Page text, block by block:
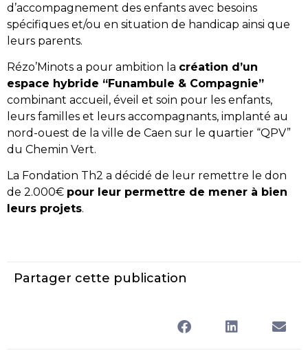
d’accompagnement des enfants avec besoins
spécifiques et/ou en situation de handicap ainsi que
leurs parents.
Rézo’Minots a pour ambition la création d’un
espace hybride “Funambule & Compagnie”
combinant accueil, éveil et soin pour les enfants,
leurs familles et leurs accompagnants, implanté au
nord-ouest de la ville de Caen sur le quartier “QPV”
du Chemin Vert.
La Fondation Th2 a décidé de leur remettre le don
de 2.000€ pour leur permettre de mener à bien
leurs projets.
Partager cette publication